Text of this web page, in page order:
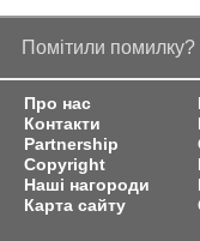
Помітили помилку?
Про нас
Контакти
Partnership
Copyright
Наші нагороди
Карта сайту